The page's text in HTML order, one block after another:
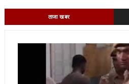
ताजा खबर